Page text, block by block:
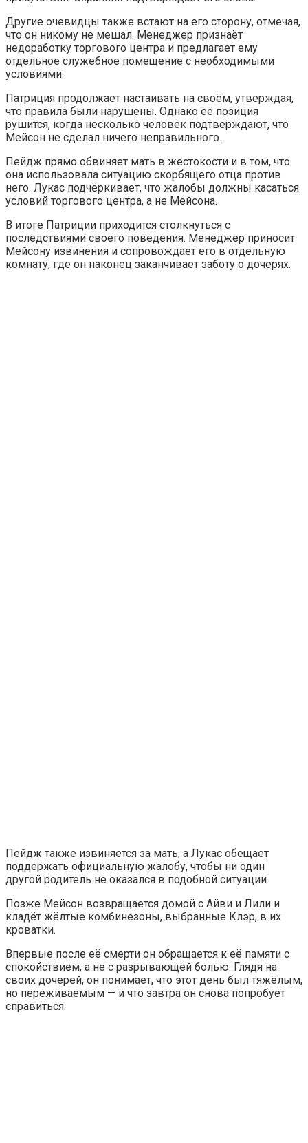
Другие очевидцы также встают на его сторону, отмечая,
что он никому не мешал. Менеджер признаёт
недоработку торгового центра и предлагает ему
отдельное служебное помещение с необходимыми
условиями.
Патриция продолжает настаивать на своём, утверждая,
что правила были нарушены. Однако её позиция
рушится, когда несколько человек подтверждают, что
Мейсон не сделал ничего неправильного.
Пейдж прямо обвиняет мать в жестокости и в том, что
она использовала ситуацию скорбящего отца против
него. Лукас подчёркивает, что жалобы должны касаться
условий торгового центра, а не Мейсона.
В итоге Патриции приходится столкнуться с
последствиями своего поведения. Менеджер приносит
Мейсону извинения и сопровождает его в отдельную
комнату, где он наконец заканчивает заботу о дочерях.
Пейдж также извиняется за мать, а Лукас обещает
поддержать официальную жалобу, чтобы ни один
другой родитель не оказался в подобной ситуации.
Позже Мейсон возвращается домой с Айви и Лили и
кладёт жёлтые комбинезоны, выбранные Клэр, в их
кроватки.
Впервые после её смерти он обращается к её памяти с
спокойствием, а не с разрывающей болью. Глядя на
своих дочерей, он понимает, что этот день был тяжёлым,
но переживаемым — и что завтра он снова попробует
справиться.